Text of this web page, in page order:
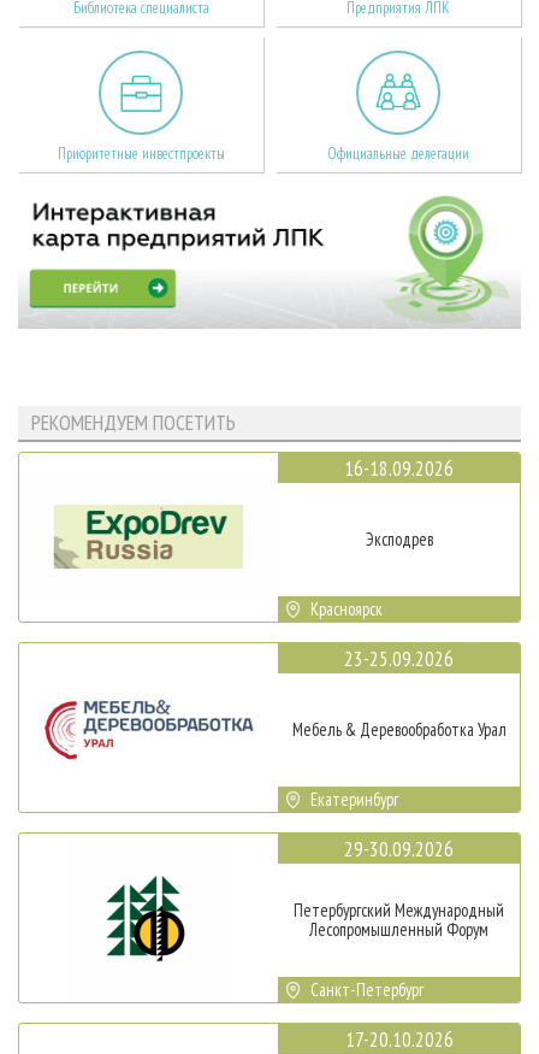
Библиотека специалиста Предприятия ЛПК
Приоритетные инвестпроекты Официальные делегации
РЕКОМЕНДУЕМ ПОСЕТИТЬ
16-18.09.2026
Эксподрев
Красноярск
23-25.09.2026
Мебель & Деревообработка Урал
Екатеринбург
29-30.09.2026
Петербургский Международный
Лесопромышленный Форум
Санкт-Петербург
17-20.10.2026